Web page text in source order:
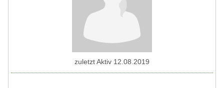
zuletzt Aktiv 12.08.2019